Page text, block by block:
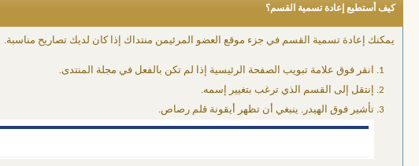
كيف أستطيع إعادة تسمية القسم؟
يمكنك إعادة تسمية القسم في جزء موقع العضو المرئيمن منتداك إذا كان لديك تصاريح مناسبة.
انقر فوق علامة تبويب الصفحة الرئيسية إذا لم تكن بالفعل في مجلة المنتدى.
إنتقل إلى القسم الذي ترغب بتغيير إسمه.
تأشير فوق الهيدر. ينبغي أن تظهر أيقونة قلم رصاص.